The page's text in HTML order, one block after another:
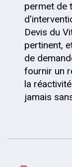
permet de
Devis du
pertinent,
de
fournir un
la
jamais